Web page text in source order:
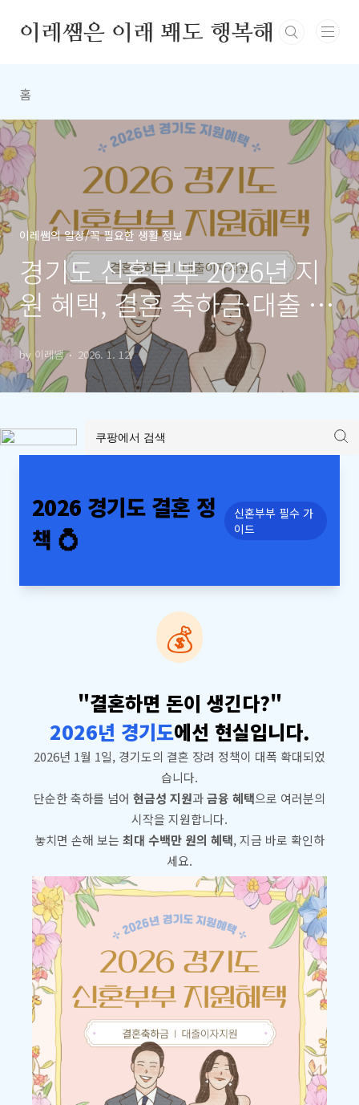
이레쌤은 이래 봬도 행복해
홈
이레쌤의 일상/꼭 필요한 생활 정보
경기도 신혼부부 2026년 지
원 혜택, 결혼 축하금·대출 이
자 핵심 정리
by 이레쌤 2026. 1. 12.
2026 경기도 결혼 정
책 💍
신혼부부 필수 가
이드
💰
"결혼하면 돈이 생긴다?"
2026년 경기도에선 현실입니다.
2026년 1월 1일, 경기도의 결혼 장려 정책이 대폭 확대되었
습니다.
단순한 축하를 넘어 현금성 지원과금융 혜택으로 여러분의
시작을 지원합니다.
놓치면 손해 보는 최대 수백만 원의 혜택, 지금 바로 확인하
세요.